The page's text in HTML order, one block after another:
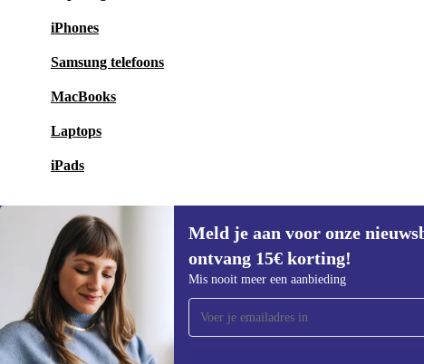
iPhones
Samsung telefoons
MacBooks
Laptops
iPads
Meld je aan voor onze
ontvang 15€ korting!
Mis nooit meer een aanbieding
Meld je aan voor onze nieuwsbrief en
ontvang €15 korting!
Mis nooit meer een aanbieding.